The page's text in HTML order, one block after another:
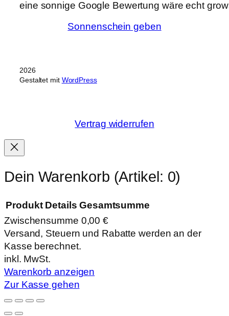
eine sonnige Google Bewertung wäre echt
Sonnenschein geben
2026
Gestaltet mit WordPress
Vertrag widerrufen
Dein Warenkorb (Artikel: 0)
Produkte
im
Warenkorb
Produkt Details Gesamtsumme
Zwischensumme 0,00 €
Versand, Steuern und Rabatte werden an der
Kasse berechnet.
inkl. MwSt.
Warenkorb anzeigen
Zur Kasse gehen